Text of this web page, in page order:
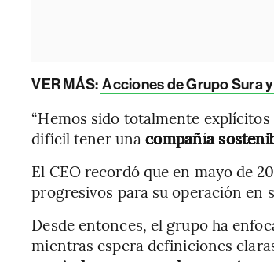
VER MÁS: Acciones de Grupo Sura
“Hemos sido totalmente
difícil tener unacompañía
El CEO recordó que en mayo de
progresivos para su operación en
Desde entonces, el grupo ha
mientras espera definiciones